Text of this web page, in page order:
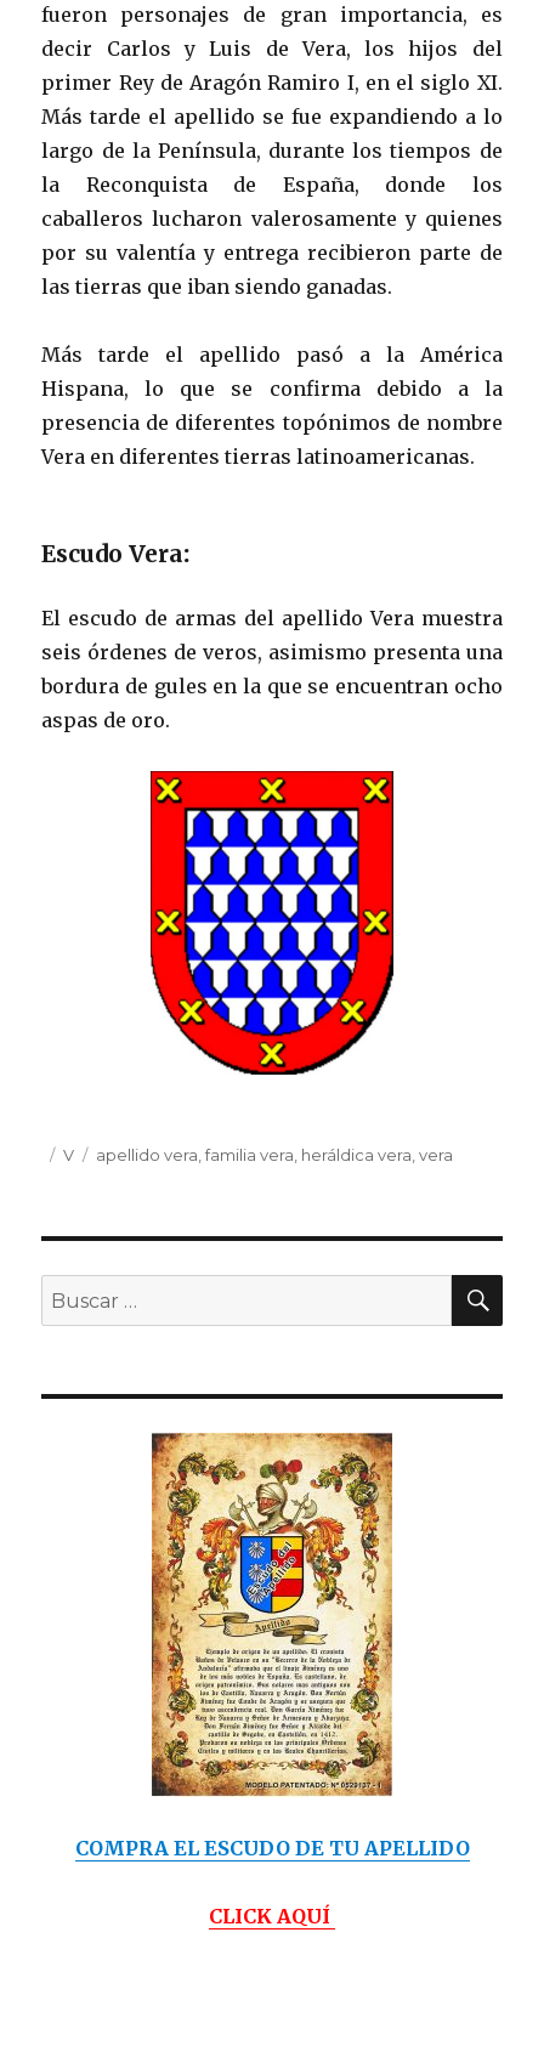
fueron personajes de gran importancia, es
decir Carlos y Luis de Vera, los hijos del
primer Rey de Aragón Ramiro I, en el siglo XI.
Más tarde el apellido se fue expandiendo a lo
largo de la Península, durante los tiempos de
la Reconquista de España, donde los
caballeros lucharon valerosamente y quienes
por su valentía y entrega recibieron parte de
las tierras que iban siendo ganadas.
Más tarde el apellido pasó a la América
Hispana, lo que se confirma debido a la
presencia de diferentes topónimos de nombre
Vera en diferentes tierras latinoamericanas.
Escudo Vera:
El escudo de armas del apellido Vera muestra
seis órdenes de veros, asimismo presenta una
bordura de gules en la que se encuentran ocho
aspas de oro.
Publicado
Categorías
V Etiquetas
apellido vera ,familia vera heráldica vera ,vera
Buscar
por:
COMPRA EL ESCUDO DE TU APELLIDO
CLICK AQUÍ